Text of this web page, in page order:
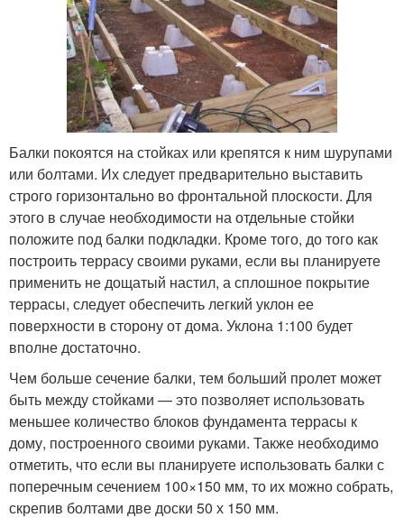
Балки покоятся на стойках или крепятся к ним шурупами
или болтами. Их следует предварительно выставить
строго горизонтально во фронтальной плоскости. Для
этого в случае необходимости на отдельные стойки
положите под балки подкладки. Кроме того, до того как
построить террасу своими руками, если вы планируете
применить не дощатый настил, а сплошное покрытие
террасы, следует обеспечить легкий уклон ее
поверхности в сторону от дома. Уклона 1:100 будет
вполне достаточно.
Чем больше сечение балки, тем больший пролет может
быть между стойками — это позволяет использовать
меньшее количество блоков фундамента террасы к
дому, построенного своими руками. Также необходимо
отметить, что если вы планируете использовать балки с
поперечным сечением 100×150 мм, то их можно собрать,
скрепив болтами две доски 50 х 150 мм.